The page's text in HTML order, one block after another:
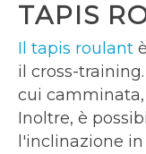
TAPIS
Il tapis roulant
il cross-
cui
Inoltre, è
l'inclinazione